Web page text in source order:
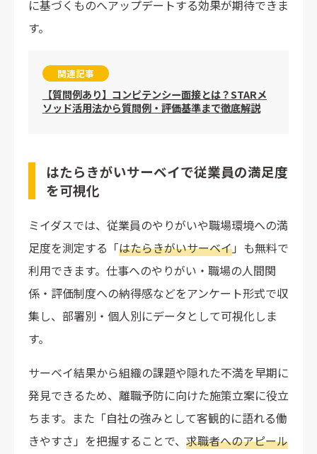
に基づくものへアップデートする効果が期待できま
す。
関連記事
【質問例あり】コンピテンシー面接とは？STARメ
ソッド活用法から質問例・評価基準まで徹底解説
はたらきがいサーベイで従業員の満足度
を可視化
ミイダスでは、従業員のやりがいや職場環境への満
足度を測定する「はたらきがいサーベイ」も無料で
利用できます。仕事へのやりがい・職場の人間関
係・評価制度への納得感などをアンケート形式で収
集し、部署別・個人別にデータとして可視化しま
す。
サーベイ結果から組織の課題や隠れた不満を早期に
発見できるため、離職予防に向けた施策立案に役立
ちます。また「自社の強みとして客観的に語れる働
きやすさ」を把握することで、 求職者へのアピール